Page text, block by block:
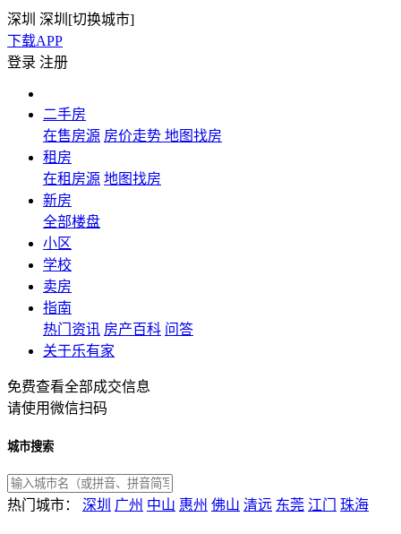
深圳 深圳[切换城市]
下载APP
登录 注册
二手房
在售房源 房价走势 地图找房
租房
在租房源 地图找房
新房
全部楼盘
小区
学校
卖房
指南
热门资讯 房产百科 问答
关于乐有家
免费查看全部成交信息
请使用微信扫码
城市搜索
热门城市： 深圳 广州 中山 惠州 佛山 清远 东莞 江门 珠海